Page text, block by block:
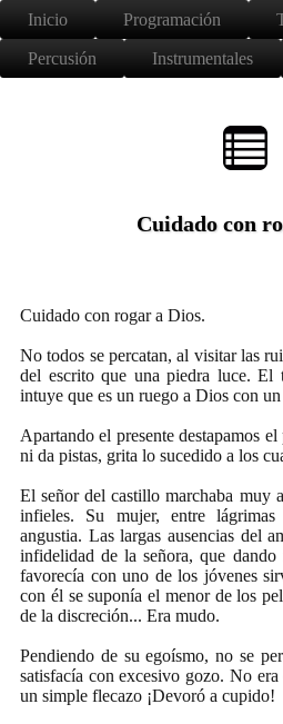
Inicio Programación
Percusión Instrumentales
Cuidado con
Cuidado con rogar a Dios.
No todos se percatan, al visitar las
del escrito que una piedra luce. El
intuye que es un ruego a Dios con
Apartando el presente destapamos
ni da pistas, grita lo sucedido a los
El señor del castillo marchaba muy
infieles. Su mujer, entre
angustia. Las largas ausencias del
infidelidad de la señora, que dando
favorecía con uno de los jóvenes
con él se suponía el menor de los
de la discreción... Era mudo.
Pendiendo de su egoísmo, no se
satisfacía con excesivo gozo. No
un simple flecazo ¡Devoró a cupido!